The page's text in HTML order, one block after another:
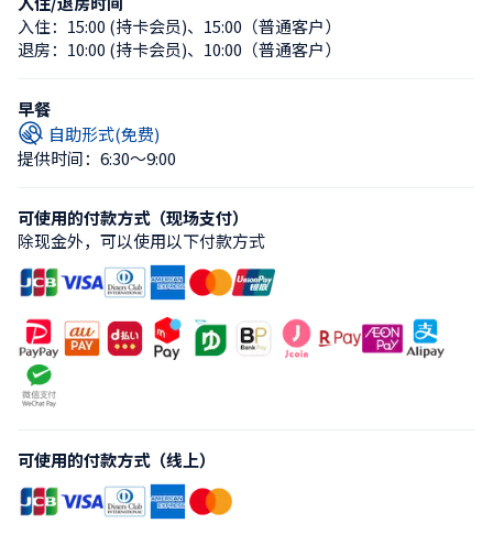
入住： 15:00 (持卡会员)、 15:00（普通客户）
退房： 10:00 (持卡会员)、 10:00（普通客户）
早餐
自助形式(免费)
提供时间：6:30〜9:00
可使用的付款方式（现场支付）
除现金外，可以使用以下付款方式
可使用的付款方式（线上）